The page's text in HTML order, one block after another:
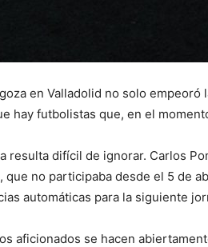
en Valladolid no solo
hay futbolistas que, en el
resulta difícil de ignorar. Carlos
que no participaba desde el 5 de
automáticas para la siguiente
aficionados se hacen